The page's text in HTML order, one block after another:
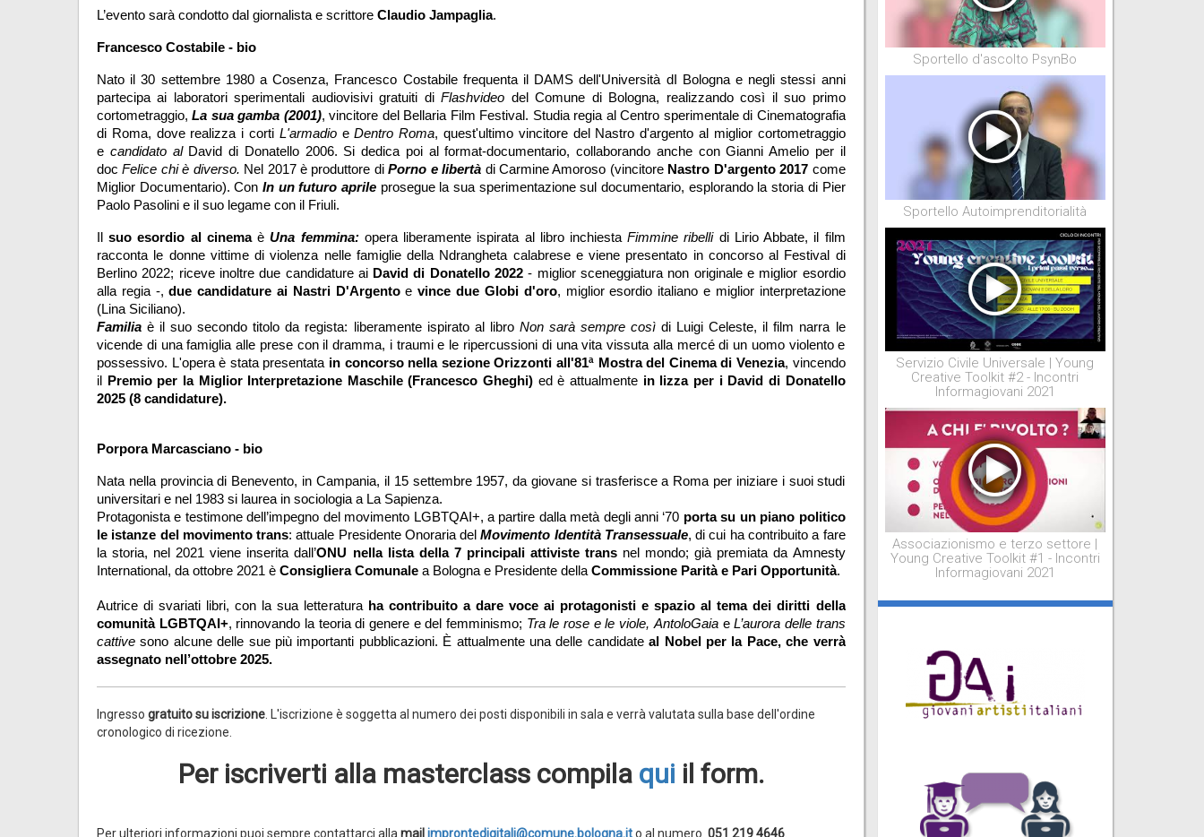
L’evento sarà condotto dal giornalista e scrittore Claudio Jampaglia.
Francesco Costabile - bio
Nato il 30 settembre 1980 a Cosenza, Francesco Costabile frequenta il DAMS dell'Università dI Bologna e negli stessi anni
partecipa ai laboratori sperimentali audiovisivi gratuiti di Flashvideo del Comune di Bologna, realizzando così il suo primo
cortometraggio, La sua gamba (2001), vincitore del Bellaria Film Festival. Studia regia al Centro sperimentale di Cinematografia
di Roma, dove realizza i corti L'armadio e Dentro Roma, quest'ultimo vincitore del Nastro d'argento al miglior cortometraggio
e candidato al David di Donatello 2006. Si dedica poi al format-documentario, collaborando anche con Gianni Amelio per il
doc Felice chi è diverso. Nel 2017 è produttore di Porno e libertà di Carmine Amoroso (vincitore Nastro D'argento 2017 come
Miglior Documentario). Con In un futuro aprile prosegue la sua sperimentazione sul documentario, esplorando la storia di Pier
Paolo Pasolini e il suo legame con il Friuli.
Il suo esordio al cinema è Una femmina: opera liberamente ispirata al libro inchiesta Fimmine ribelli di Lirio Abbate, il film
racconta le donne vittime di violenza nelle famiglie della Ndrangheta calabrese e viene presentato in concorso al Festival di
Berlino 2022; riceve inoltre due candidature ai David di Donatello 2022 - miglior sceneggiatura non originale e miglior esordio
alla regia -, due candidature ai Nastri D'Argento e vince due Globi d'oro, miglior esordio italiano e miglior interpretazione
(Lina Siciliano).
Familia è il suo secondo titolo da regista: liberamente ispirato al libro Non sarà sempre così di Luigi Celeste, il film narra le
vicende di una famiglia alle prese con il dramma, i traumi e le ripercussioni di una vita vissuta alla mercé di un uomo violento e
possessivo. L'opera è stata presentata in concorso nella sezione Orizzonti all'81ª Mostra del Cinema di Venezia, vincendo
il
Premio per la Miglior Interpretazione Maschile (Francesco Gheghi) ed è attualmente in lizza per i David di Donatello
2025 (8 candidature).
Porpora Marcasciano - bio
Nata nella provincia di Benevento, in Campania, il 15 settembre 1957, da giovane si trasferisce a Roma per iniziare i suoi studi
universitari e nel 1983 si laurea in sociologia a La Sapienza.
Protagonista e testimone dell’impegno del movimento LGBTQAI+, a partire dalla metà degli anni ‘70 porta su un piano politico
le istanze del movimento trans: attuale Presidente Onoraria del Movimento Identità Transessuale, di cui ha contribuito a fare
la storia, nel 2021 viene inserita dall’ONU nella lista della 7 principali attiviste trans nel mondo; già premiata da Amnesty
International, da ottobre 2021 è Consigliera Comunale a Bologna e Presidente della Commissione Parità e Pari Opportunità.
Autrice di svariati libri, con la sua letteratura ha contribuito a dare voce ai protagonisti e spazio al tema dei diritti della
comunità LGBTQAI+, rinnovando la teoria di genere e del femminismo; Tra le rose e le viole, AntoloGaia e L’aurora delle trans
cattive sono alcune delle sue più importanti pubblicazioni. È attualmente una delle candidate al Nobel per la Pace, che verrà
assegnato nell’ottobre 2025.
Ingresso gratuito su iscrizione . L'iscrizione è soggetta al numero dei posti disponibili in sala e verrà valutata sulla base dell'ordine
cronologico di ricezione.
Per iscriverti alla masterclass compila qui il form.
Per ulteriori informazioni puoi sempre contattarci alla mail improntedigitali@comune.bologna.ito al numero 051 219 4646
Sportello d'ascolto PsynBo
Sportello Autoimprenditorialità
Servizio Civile Universale | Young
Creative Toolkit #2 - Incontri
Informagiovani 2021
Associazionismo e terzo settore |
Young Creative Toolkit #1 - Incontri
Informagiovani 2021